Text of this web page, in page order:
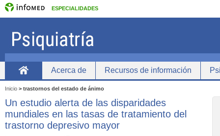
ESPECIALIDADES
Acerca de Recursos de información
Inicio > trastornos del estado de ánimo
Un estudio alerta de las disparidades
mundiales en las tasas de tratamiento del
trastorno depresivo mayor